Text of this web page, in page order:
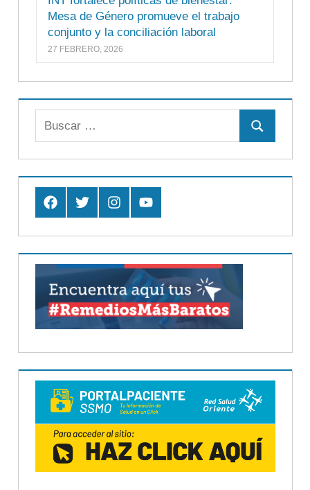
Mesa de Género promueve el trabajo
conjunto y la conciliación laboral
27 FEBRERO, 2026
Buscar
FacebookTwitter InstagramYoutube